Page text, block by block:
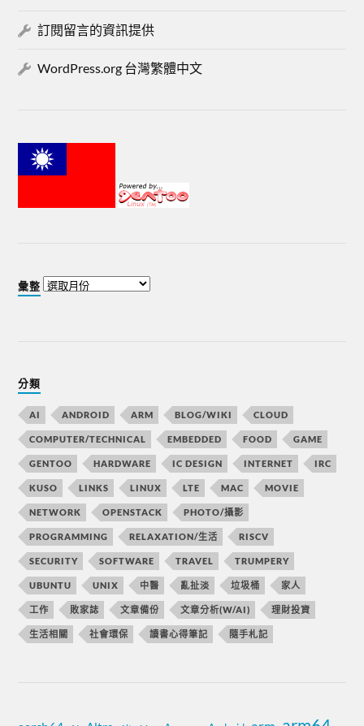
訂閱留言的資訊提供
WordPress.org 台灣繁體中文
彙整
分類
AI ANDROID ARM BLOG/WIKI CLOUD
COMPUTER/TECHNICAL EMBEDDED FOOD GAME
GENTOO HARDWARE IC DESIGN INTERNET IRC
KUSO LINKS LINUX LTE MAC MOVIE
NETWORK OPENSTACK PHOTO/攝影
PROGRAMMING RELAXATION/生活 RISCV
SECURITY SOFTWARE TRAVEL TRUMPERY
UBUNTU UNIX 中醫 亂扯淡 垃圾桶 家人
工作 敗家誌 文章備份 文章分析(W/AI) 理財投資
生活相關 社會環保 讀書心得筆記 隨手札記